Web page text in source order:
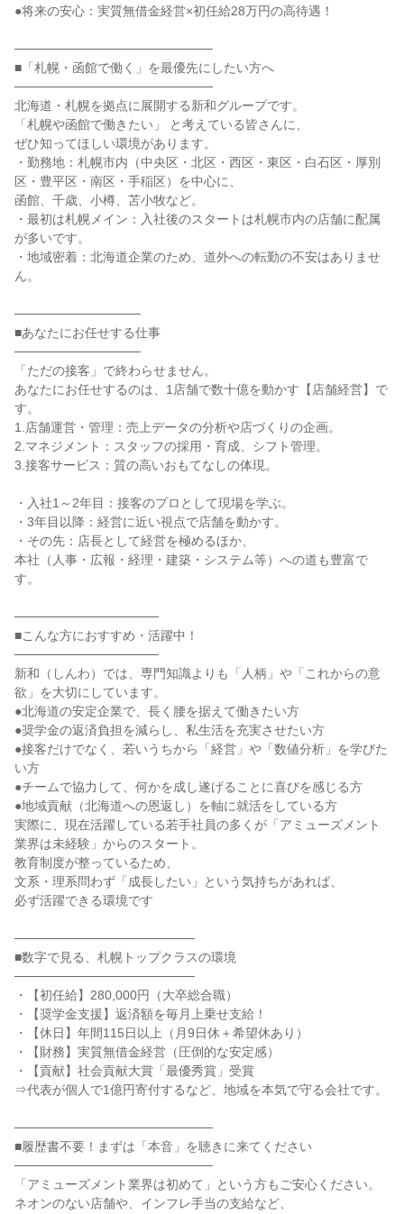
●将来の安心：実質無借金経営×初任給28万円の高待遇！
──────────────────────
■「札幌・函館で働く」を最優先にしたい方へ
──────────────────────
北海道・札幌を拠点に展開する新和グループです。
「札幌や函館で働きたい」 と考えている皆さんに、
ぜひ知ってほしい環境があります。
・勤務地：札幌市内（中央区・北区・西区・東区・白石区・厚別
区・豊平区・南区・手稲区）を中心に、
函館、千歳、小樽、苫小牧など。
・最初は札幌メイン：入社後のスタートは札幌市内の店舗に配属
が多いです。
・地域密着：北海道企業のため、道外への転勤の不安はありませ
ん。
──────────────
■あなたにお任せする仕事
──────────────
「ただの接客」で終わらせません。
あなたにお任せするのは、1店舗で数十億を動かす【店舗経営】で
す。
1.店舗運営・管理：売上データの分析や店づくりの企画。
2.マネジメント：スタッフの採用・育成、シフト管理。
3.接客サービス：質の高いおもてなしの体現。
・入社1～2年目：接客のプロとして現場を学ぶ。
・3年目以降：経営に近い視点で店舗を動かす。
・その先：店長として経営を極めるほか、
本社（人事・広報・経理・建築・システム等）への道も豊富で
す。
────────────────
■こんな方におすすめ・活躍中！
────────────────
新和（しんわ）では、専門知識よりも「人柄」や「これからの意
欲」を大切にしています。
●北海道の安定企業で、長く腰を据えて働きたい方
●奨学金の返済負担を減らし、私生活を充実させたい方
●接客だけでなく、若いうちから「経営」や「数値分析」を学びた
い方
●チームで協力して、何かを成し遂げることに喜びを感じる方
●地域貢献（北海道への恩返し）を軸に就活をしている方
実際に、現在活躍している若手社員の多くが「アミューズメント
業界は未経験」からのスタート。
教育制度が整っているため、
文系・理系問わず「成長したい」という気持ちがあれば、
必ず活躍できる環境です
────────────────────
■数字で見る、札幌トップクラスの環境
────────────────────
・【初任給】280,000円（大卒総合職）
・【奨学金支援】返済額を毎月上乗せ支給！
・【休日】年間115日以上（月9日休＋希望休あり）
・【財務】実質無借金経営（圧倒的な安定感）
・【貢献】社会貢献大賞「最優秀賞」受賞
⇒代表が個人で1億円寄付するなど、地域を本気で守る会社です。
──────────────────────
■履歴書不要！まずは「本音」を聴きに来てください
──────────────────────
「アミューズメント業界は初めて」という方もご安心ください。
ネオンのない店舗や、インフレ手当の支給など、